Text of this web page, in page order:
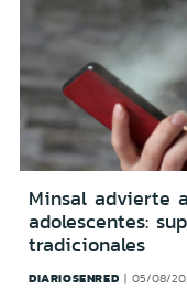
Minsal advierte
adolescentes:
tradicionales
DIARIOSENRED 05/08/